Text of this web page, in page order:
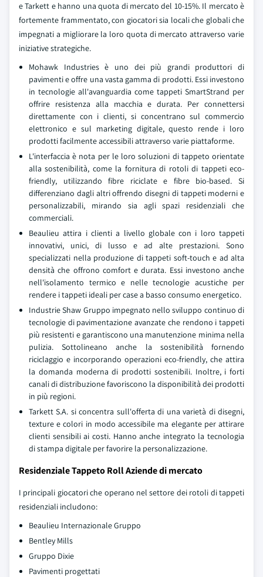
e Tarkett e hanno una quota di mercato del 10-15%. Il mercato è
fortemente frammentato, con giocatori sia locali che globali che
impegnati a migliorare la loro quota di mercato attraverso varie
iniziative strategiche.
Mohawk Industries è uno dei più grandi produttori di
pavimenti e offre una vasta gamma di prodotti. Essi investono
in tecnologie all'avanguardia come tappeti SmartStrand per
offrire resistenza alla macchia e durata. Per connettersi
direttamente con i clienti, si concentrano sul commercio
elettronico e sul marketing digitale, questo rende i loro
prodotti facilmente accessibili attraverso varie piattaforme.
L'interfaccia è nota per le loro soluzioni di tappeto orientate
alla sostenibilità, come la fornitura di rotoli di tappeti eco-
friendly, utilizzando fibre riciclate e fibre bio-based. Si
differenziano dagli altri offrendo disegni di tappeti moderni e
personalizzabili, mirando sia agli spazi residenziali che
commerciali.
Beaulieu attira i clienti a livello globale con i loro tappeti
innovativi, unici, di lusso e ad alte prestazioni. Sono
specializzati nella produzione di tappeti soft-touch e ad alta
densità che offrono comfort e durata. Essi investono anche
nell'isolamento termico e nelle tecnologie acustiche per
rendere i tappeti ideali per case a basso consumo energetico.
Industrie Shaw Gruppo impegnato nello sviluppo continuo di
tecnologie di pavimentazione avanzate che rendono i tappeti
più resistenti e garantiscono una manutenzione minima nella
pulizia. Sottolineano anche la sostenibilità fornendo
riciclaggio e incorporando operazioni eco-friendly, che attira
la domanda moderna di prodotti sostenibili. Inoltre, i forti
canali di distribuzione favoriscono la disponibilità dei prodotti
in più regioni.
Tarkett S.A. si concentra sull'offerta di una varietà di disegni,
texture e colori in modo accessibile ma elegante per attirare
clienti sensibili ai costi. Hanno anche integrato la tecnologia
di stampa digitale per favorire la personalizzazione.
Residenziale Tappeto Roll Aziende di mercato
I principali giocatori che operano nel settore dei rotoli di tappeti
residenziali includono:
Beaulieu Internazionale Gruppo
Bentley Mills
Gruppo Dixie
Pavimenti progettati